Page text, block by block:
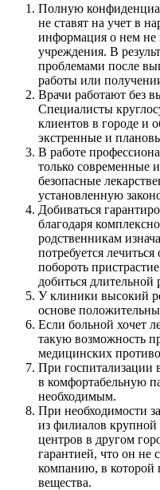
Полную
не ставят на учет в
информация о нем не
учреждения. В
проблемами после
работы или
Врачи работают без
Специалисты
клиентов в городе и
экстренные и
В работе
только современные
безопасные
установленную
Добиваться
благодаря
родственникам
потребуется
побороть
добиться длительной
У клиники высокий
основе
Если больной хочет
такую возможность
медицинских
При госпитализации
в комфортабельную
необходимым.
При необходимости
из филиалов
центров в другом
гарантией, что он не
компанию, в которой
вещества.